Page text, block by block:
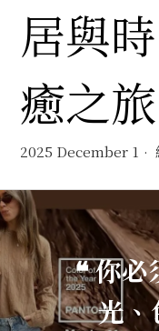
居與
癒之旅
2025 December 1
❝ 你必
光、